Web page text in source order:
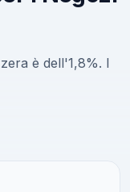
è dell'1,8%. I